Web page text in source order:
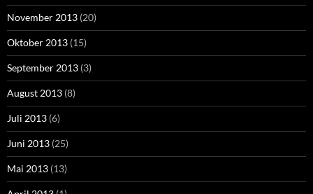
November 2013 (20)
Oktober 2013 (15)
September 2013 (3)
August 2013 (8)
Juli 2013 (6)
Juni 2013 (25)
Mai 2013 (13)